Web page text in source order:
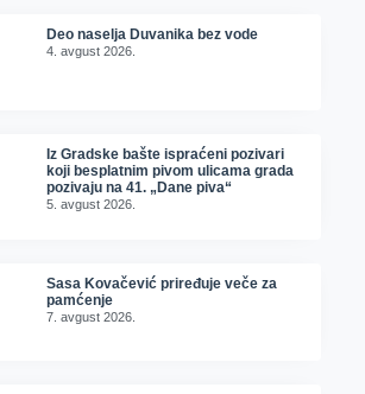
Deo naselja Duvanika bez vode
4. avgust 2026.
Iz Gradske bašte ispraćeni pozivari
koji besplatnim pivom ulicama grada
pozivaju na 41. „Dane piva“
5. avgust 2026.
Sasa Kovačević priređuje veče za
pamćenje
7. avgust 2026.